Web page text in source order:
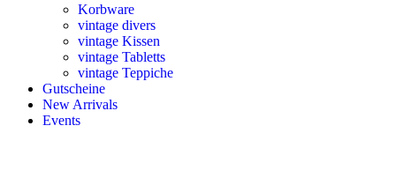
Korbware
vintage divers
vintage Kissen
vintage Tabletts
vintage Teppiche
Gutscheine
New Arrivals
Events